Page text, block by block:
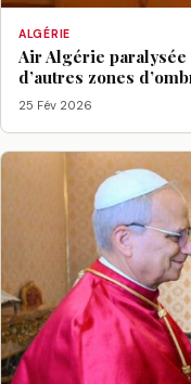
ALGÉRIE
Air Algérie
d’autres zones
25 Fév 2026